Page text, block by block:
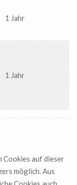
1 Jahr
1 Jahr
auf dieser
möglich. Aus